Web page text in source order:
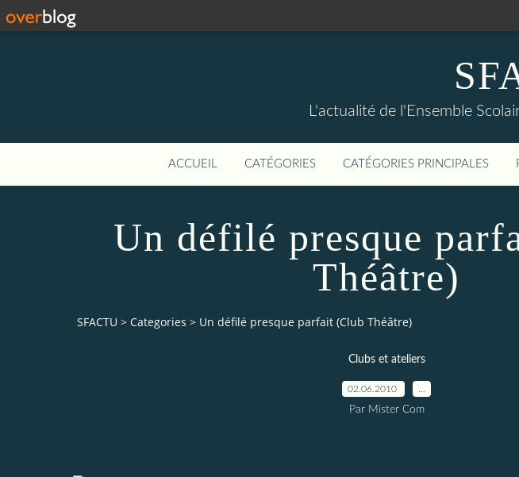
L'actualité de l'Ensemble
ACCUEIL CATÉGORIES CATÉGORIES PRINCIPALES
Un défilé presque
Théâtre)
SFACTU > Categories > Un défilé presque parfait (Club Théâtre)
Clubs et ateliers
02.06.2010
Par Mister Com